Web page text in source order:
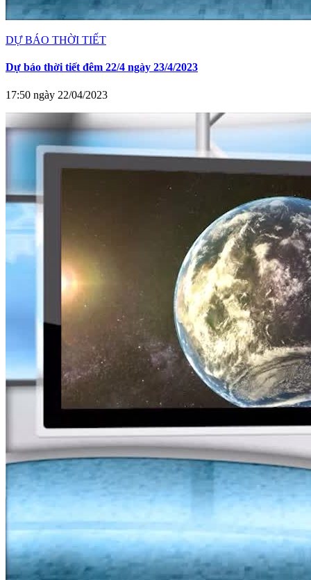
DỰ BÁO THỜI TIẾT
Dự báo thời tiết đêm 22/4 ngày 23/4/2023
17:50 ngày 22/04/2023